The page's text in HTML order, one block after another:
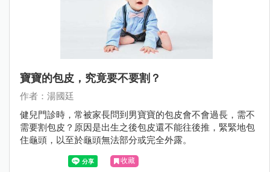
寶寶的包皮，究竟要不要割？
作者：湯國廷
健兒門診時，常被家長問到男寶寶的包皮會不會過長，需不
需要割包皮？原因是出生之後包皮還不能往後推，緊緊地包
住龜頭，以至於龜頭無法部分或完全外露。
收藏